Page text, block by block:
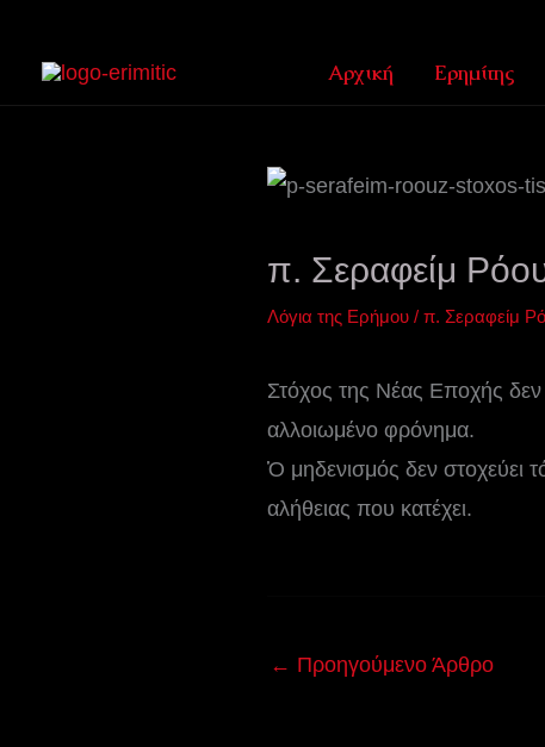
Αρχική Ερημίτης
π. Σεραφείμ
Λόγια της Ερήμου/ π. Σεραφείμ
Στόχος της Νέας Εποχής δεν
αλλοιωμένο φρόνημα.
Ὁ μηδενισμός δεν στοχεύει
αλήθειας που κατέχει.
← Προηγούμενο Άρθρο